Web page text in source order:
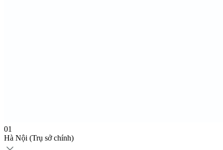
01
Hà Nội (Trụ sở chính)